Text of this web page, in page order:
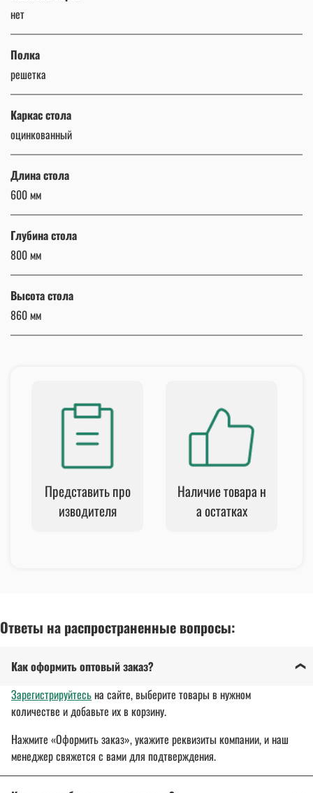
нет
Полка
решетка
Каркас стола
оцинкованный
Длина стола
600 мм
Глубина стола
800 мм
Высота стола
860 мм
Представить про
изводителя
Наличие товара н
а остатках
Ответы на распространенные вопросы:
Как оформить оптовый заказ?
Зарегистрируйтесьна сайте, выберите товары в нужном
количестве и добавьте их в корзину.
Нажмите «Оформить заказ», укажите реквизиты компании, и наш
менеджер свяжется с вами для подтверждения.